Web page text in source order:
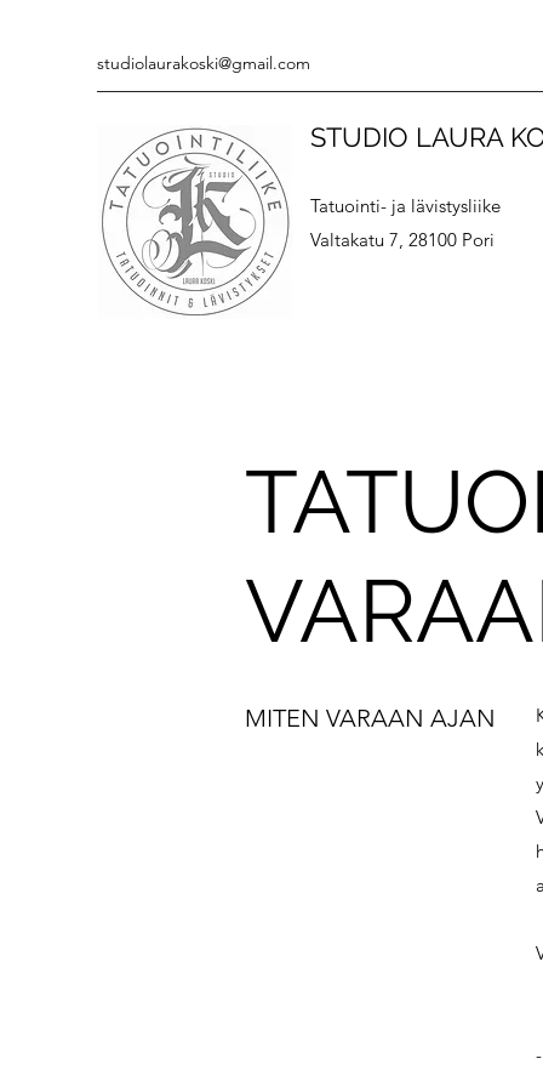
studiolaurakoski@gmail.com
STUDIO LAURA
Tatuointi- ja lävistysliike
Valtakatu 7, 28100 Pori
MITEN VARAAN AJAN